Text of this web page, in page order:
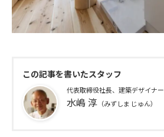
この記事を書いたスタッフ
代表取締役社長、建築デザイナー
水嶋 淳 （みずしま じゅん）